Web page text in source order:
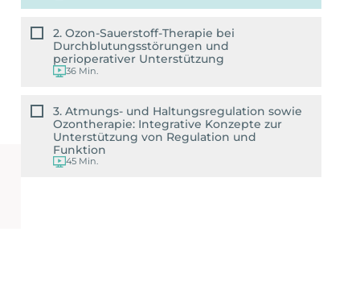
2. Ozon-Sauerstoff-Therapie bei
Durchblutungsstörungen und
perioperativer Unterstützung
36 Min.
3. Atmungs- und Haltungsregulation sowie
Ozontherapie: Integrative Konzepte zur
Unterstützung von Regulation und
Funktion
45 Min.